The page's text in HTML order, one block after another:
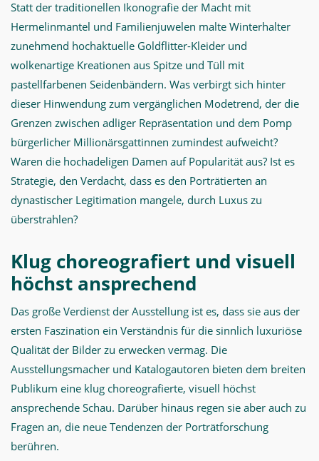
Statt der traditionellen Ikonografie der Macht mit
Hermelinmantel und Familienjuwelen malte Winterhalter
zunehmend hochaktuelle Goldflitter-Kleider und
wolkenartige Kreationen aus Spitze und Tüll mit
pastellfarbenen Seidenbändern. Was verbirgt sich hinter
dieser Hinwendung zum vergänglichen Modetrend, der die
Grenzen zwischen adliger Repräsentation und dem Pomp
bürgerlicher Millionärsgattinnen zumindest aufweicht?
Waren die hochadeligen Damen auf Popularität aus? Ist es
Strategie, den Verdacht, dass es den Porträtierten an
dynastischer Legitimation mangele, durch Luxus zu
überstrahlen?
Klug choreografiert und visuell
höchst ansprechend
Das große Verdienst der Ausstellung ist es, dass sie aus der
ersten Faszination ein Verständnis für die sinnlich luxuriöse
Qualität der Bilder zu erwecken vermag. Die
Ausstellungsmacher und Katalogautoren bieten dem breiten
Publikum eine klug choreografierte, visuell höchst
ansprechende Schau. Darüber hinaus regen sie aber auch zu
Fragen an, die neue Tendenzen der Porträtforschung
berühren.